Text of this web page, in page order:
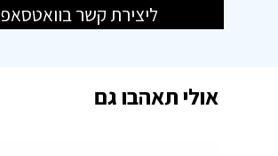
ליצירת קשר בוואטסאפ
אולי תאהבו גם